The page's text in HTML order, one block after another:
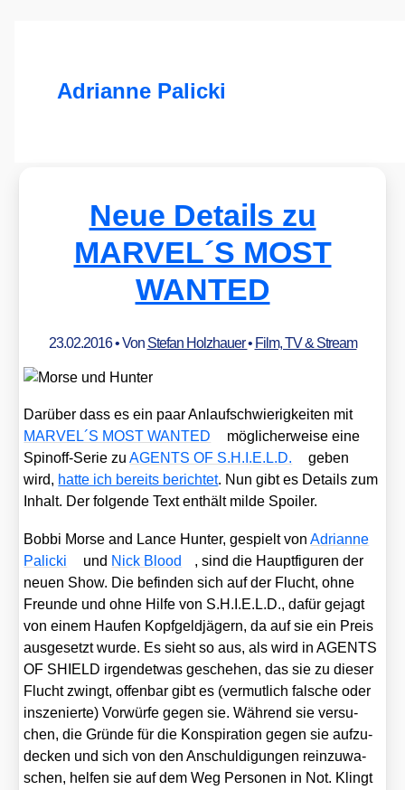
Adrianne Palicki
Neue Details zu
MARVEL´S MOST
WANTED
23.02.2016• Von Stefan Holzhauer• Film, TV & Stream
Dar­über dass es ein paar Anlauf­schwie­rig­kei­ten mit
MARVEL´S MOST WANTED
mög­li­cher­wei­se eine
Spin­off-Serie zuAGENTS OF S.H.I.E.L.D.
geben
wird, hat­te ich bereits berich­tet. Nun gibt es Details zum
Inhalt. Der fol­gen­de Text ent­hält mil­de Spoi­ler.
Bob­bi Mor­se and Lan­ce Hun­ter, gespielt vonAdri­an­ne
Pali­cki
und Nick Blood
, sind die Haupt­fi­gu­ren der
neu­en Show. Die befin­den sich auf der Flucht, ohne
Freun­de und ohne Hil­fe von S.H.I.E.L.D., dafür gejagt
von einem Hau­fen Kopf­geld­jä­gern, da auf sie ein Preis
aus­ge­setzt wur­de. Es sieht so aus, als wird in AGENTS
OF SHIELD irgend­et­was gesche­hen, das sie zu die­ser
Flucht zwingt, offen­bar gibt es (ver­mut­lich fal­sche oder
insze­nier­te) Vor­wür­fe gegen sie. Wäh­rend sie ver­su­
chen, die Grün­de für die Kon­spi­ra­ti­on gegen sie auf­zu­
de­cken und sich von den Anschul­di­gun­gen rein­zu­wa­
schen, hel­fen sie auf dem Weg Per­so­nen in Not. Klingt